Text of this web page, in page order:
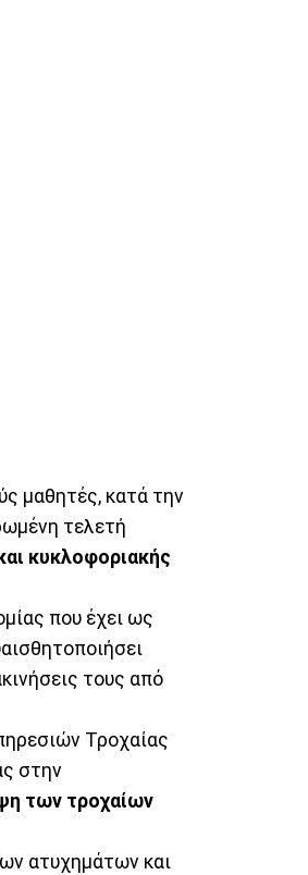
μαθητές, κατά την
τελετή
κυκλοφοριακής
που έχει ως
τους από
Τροχαίας
στην
των τροχαίων
ατυχημάτων και